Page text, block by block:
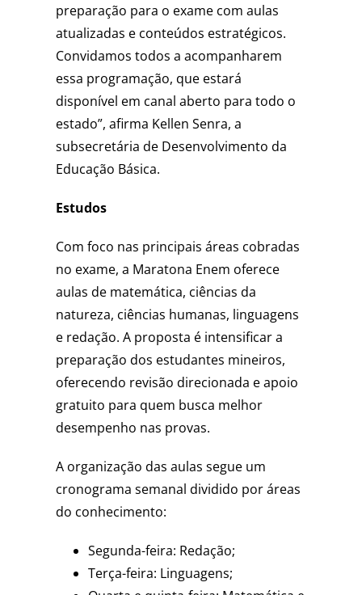
preparação para o exame com aulas
atualizadas e conteúdos estratégicos.
Convidamos todos a acompanharem
essa programação, que estará
disponível em canal aberto para todo o
estado”, afirma Kellen Senra, a
subsecretária de Desenvolvimento da
Educação Básica.
Estudos
Com foco nas principais áreas cobradas
no exame, a Maratona Enem oferece
aulas de matemática, ciências da
natureza, ciências humanas, linguagens
e redação. A proposta é intensificar a
preparação dos estudantes mineiros,
oferecendo revisão direcionada e apoio
gratuito para quem busca melhor
desempenho nas provas.
A organização das aulas segue um
cronograma semanal dividido por áreas
do conhecimento:
Segunda-feira: Redação;
Terça-feira: Linguagens;